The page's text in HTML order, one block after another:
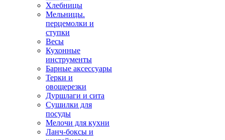
Хлебницы
Мельницы.
перцемолки и
ступки
Весы
Кухонные
инструменты
Барные аксессуары
Терки и
овощерезки
Дуршлаги и сита
Сушилки для
посуды
Мелочи для кухни
Ланч-боксы и